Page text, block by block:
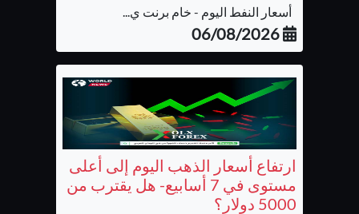
أسعار النفط اليوم - خام برنت ي...
06/08/2026
ارتفاع أسعار الذهب اليوم إلى أعلى
مستوى في 7 أسابيع- هل يقترب من
5000 دولار؟